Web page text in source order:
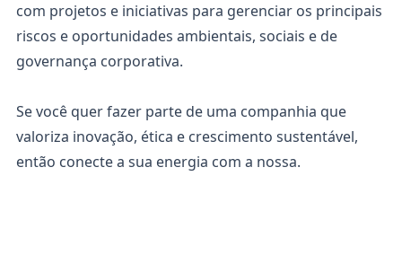
com projetos e iniciativas para gerenciar os principais
riscos e oportunidades ambientais, sociais e de
governança corporativa.
Se você quer fazer parte de uma companhia que
valoriza inovação, ética e crescimento sustentável,
então conecte a sua energia com a nossa.